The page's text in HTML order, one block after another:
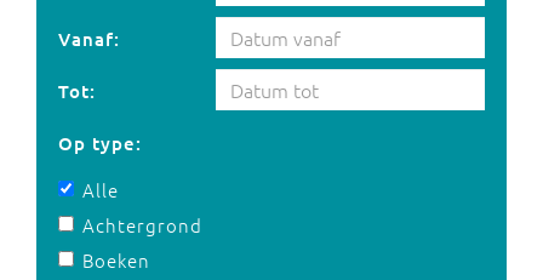
Vanaf:
Tot:
Op type:
Alle
Achtergrond
Boeken